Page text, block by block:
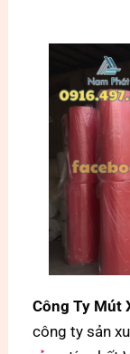
Công Ty Mút
công ty sản